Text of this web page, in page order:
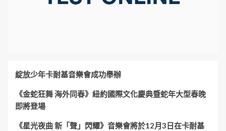
綻放少年卡耐基音樂會成功舉辦
《金蛇狂舞 海外同春》紐約國際文化慶典暨蛇年大型春晚
即將登場
《星光夜曲 新「聲」閃耀》音樂會將於12月3日在卡耐基